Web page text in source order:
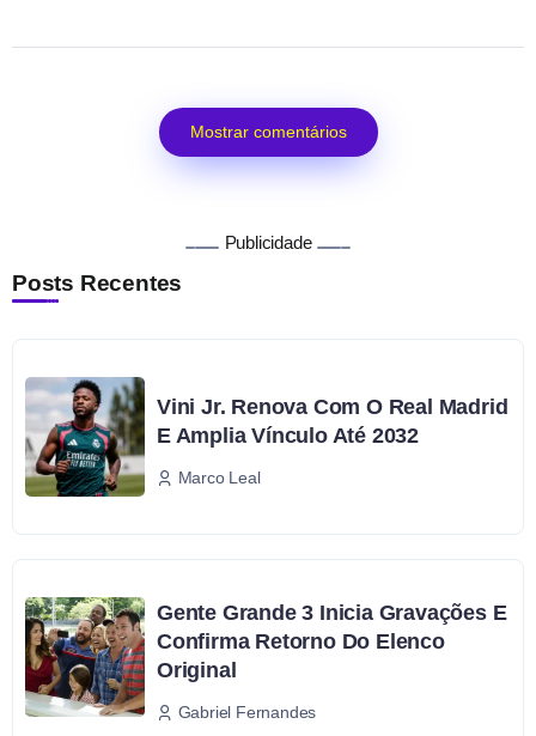
Mostrar comentários
Publicidade
Posts Recentes
Vini Jr. Renova Com O Real Madrid
E Amplia Vínculo Até 2032
Marco Leal
Gente Grande 3 Inicia Gravações E
Confirma Retorno Do Elenco
Original
Gabriel Fernandes